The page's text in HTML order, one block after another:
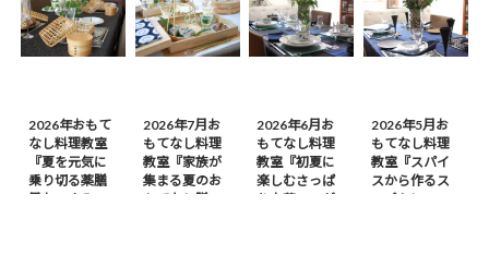
2026年おもて
なし料理教室
『夏を元気に
乗り切る薬膳
風おつまみ
2026年7月お
もてなし料理
教室『家族が
集まる夏のお
もてなし膳』
2026年6月お
もてなし料理
教室『初夏に
楽しむさっぱ
り中華』のが
2026年5月お
もてなし料理
教室『スパイ
スから作るス
ープカレーの